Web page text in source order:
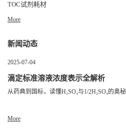
TOC试剂耗材
More
新闻动态
2025-07-04
滴定标准溶液浓度表示全解析
从药典到国标，读懂H₂SO₄与1/2H₂SO₄的奥
More